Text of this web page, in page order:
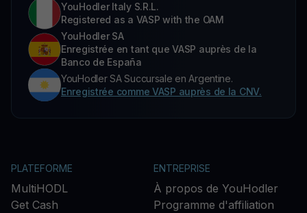
YouHodler Italy S.R.L.
Registered as a VASP with the OAM
YouHodler SA
Enregistrée en tant que VASP auprès de la
Banco de España
YouHodler SA Succursale en Argentine.
Enregistrée comme VASP auprès de la CNV.
PLATEFORME
MultiHODL
Get Cash
ENTREPRISE
À propos de YouHodler
Programme d'affiliation